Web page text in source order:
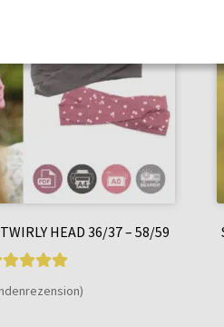
HEAD 36/37 – 58/59